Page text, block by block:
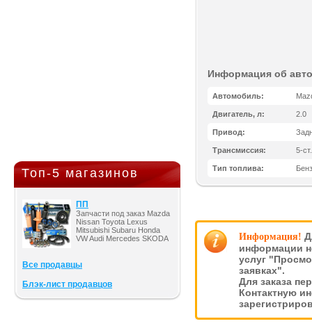
Топ-5 магазинов
ПП
Запчасти под заказ Mazda
Nissan Toyota Lexus
Mitsubishi Subaru Honda
VW Audi Mercedes SKODA
Все продавцы
Блэк-лист продавцов
Информация об
Автомобиль:
Двигатель, л: 2.0
Привод:
Трансмиссия: 5-
Тип топлива:
Информация!
информации
услуг
заявках".
Для заказа
Контактную